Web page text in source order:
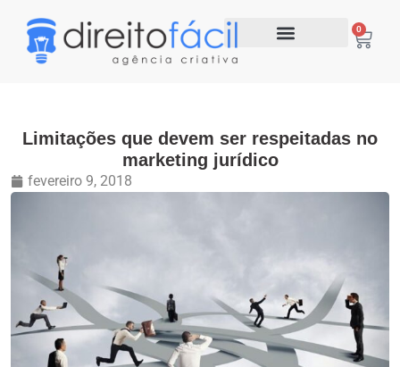
0
Limitações que devem ser respeitadas no
marketing jurídico
fevereiro 9, 2018